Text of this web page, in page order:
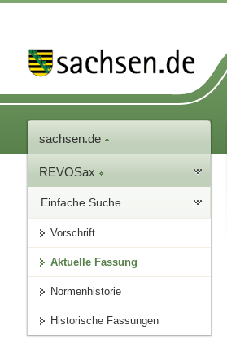
sachsen.de
REVOSax
Einfache Suche
Vorschrift
Aktuelle Fassung
Normenhistorie
Historische Fassungen